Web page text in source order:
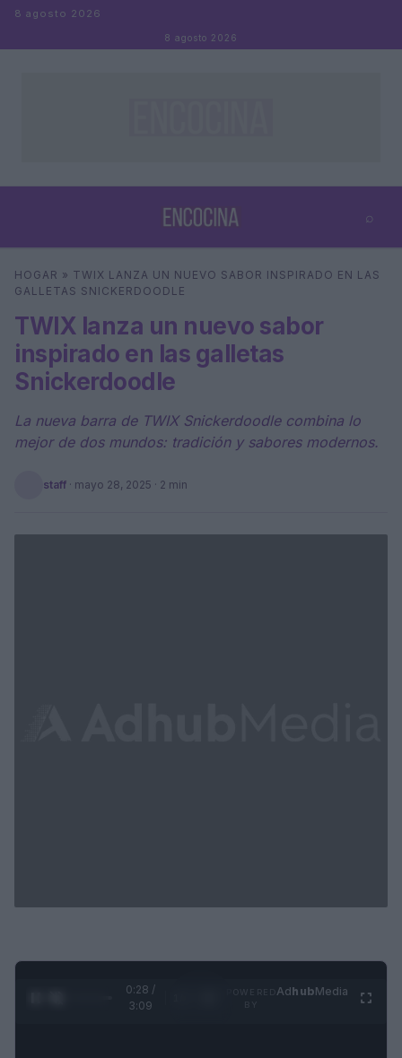
Saltar al contenido
8 agosto 2026
8 agosto 2026
⌕
Buscar ⌕ ×
HOGAR » TWIX LANZA UN NUEVO SABOR INSPIRADO EN LAS
GALLETAS SNICKERDOODLE
TWIX lanza un nuevo sabor
inspirado en las galletas
Snickerdoodle
La nueva barra de TWIX Snickerdoodle combina lo
mejor de dos mundos: tradición y sabores modernos.
staff · mayo 28, 2025 · 2 min
0:28 /
3:09
AdhubMedia